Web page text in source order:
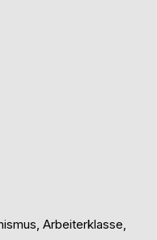
Arbeiterklasse,